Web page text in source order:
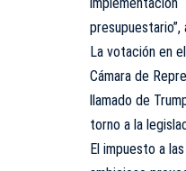
presupuestario”,
La votación en
Cámara de
llamado de
torno a la
El impuesto a